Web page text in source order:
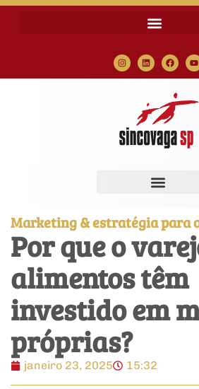
Marketing & estratégia para
Por que o
alimentos têm
investido em
próprias?
janeiro 23, 2025 15:32